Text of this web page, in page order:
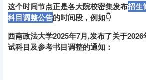
这个时间节点正是各大院校密集发布招生
科目调整公告的时间段，例如👇
西南政法大学2025年7月,发布了关于
试科目及参考书目调整的通知：